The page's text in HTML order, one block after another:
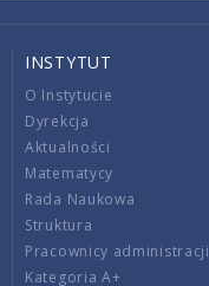
INSTYTUT
O Instytucie
Dyrekcja
Aktualności
Matematycy
Rada Naukowa
Struktura
Pracownicy administracji
Kategoria A+